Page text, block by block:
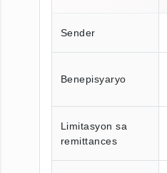
Sender
Benepisyaryo
Limitasyon sa
remittances